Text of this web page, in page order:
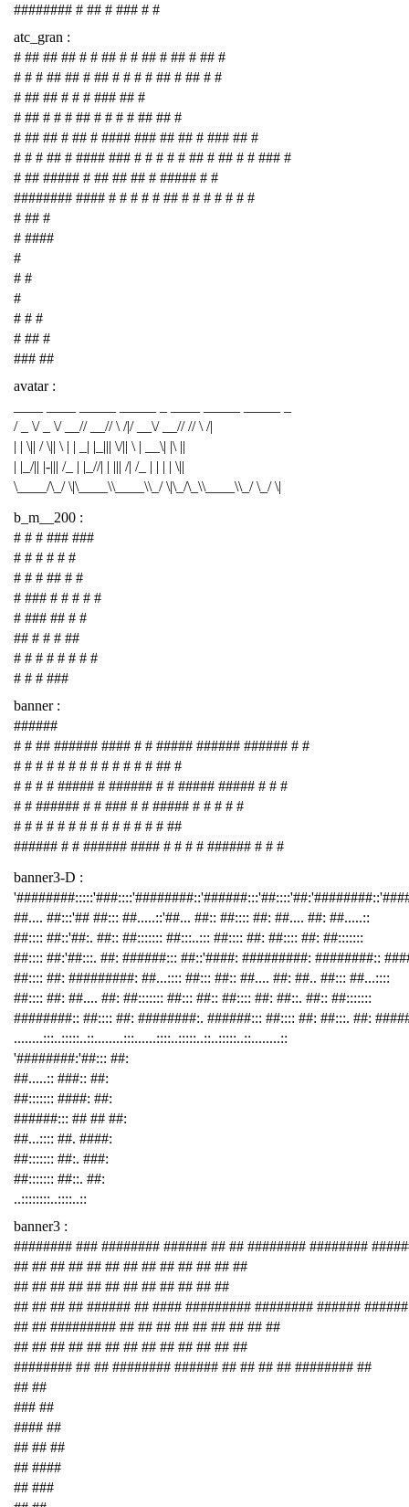
######## # ## # ### # #
atc_gran :
# ## ## ## # # ## # # ## # ## # ## #
# # # ## ## # ## # # # # ## # ## # #
# ## ## # # # ### ## #
# ## # # # ## # # # # ## ## #
# ## ## # ## # #### ### ## ## # ### ## #
# # # ## # #### ### # # # # # ## # ## # # ### #
# ## ##### # ## ## ## # ##### # #
######## #### # # # # # ## # # # # # # #
# ## #
# ####
#
# #
#
# # #
# ## #
### ##
avatar :
/ _ \/ _ \/ __// __// \ /|/ __\/ __// // \ /|
| | \|| / \|| \ | | _| |_||| \/|| \ | __\| |\ ||
| |_/|| |-||| /_ | |_//| | ||| /| /_ | | | | \||
\____/\_/ \|\____\\____\\_/ \|\_/\_\\____\\_/ \_/ \|
b_m__200 :
# # # ### ###
# # # # # #
# # # ## # #
# ### # # # # #
# ### ## # #
## # # # ##
# # # # # # # #
# # # ###
banner :
######
# # ## ###### #### # # ##### ###### ###### # #
# # # # # # # # # # # # # ## #
# # # # ##### # ###### # # ##### ##### # # #
# # ###### # # ### # # ##### # # # # #
# # # # # # # # # # # # # # ##
###### # # ###### #### # # # # ###### # # #
banner3-D :
##.... ##:::'## ##::: ##.....::'##... ##:: ##:::: ##: ##.... ##: ##.....::
##:::: ##::'##:. ##:: ##::::::: ##:::..::: ##:::: ##: ##:::: ##: ##:::::::
##:::: ##:'##:::. ##: ######::: ##::'####: #########: ########::
##:::: ##: #########: ##...:::: ##::: ##:: ##.... ##: ##.. ##::: ##...::::
##:::: ##: ##.... ##: ##::::::: ##::: ##:: ##:::: ##: ##::. ##:: ##:::::::
########:: ##:::: ##: ########:. ######::: ##:::: ##: ##:::. ##:
........:::..:::::..::........:::......::::..:::::..::..:::::..::........::
'########:'##::: ##:
##.....:: ###:: ##:
##::::::: ####: ##:
######::: ## ## ##:
##...:::: ##. ####:
##::::::: ##:. ###:
##::::::: ##::. ##:
..::::::::..::::..::
banner3 :
######## ### ######## ###### ## ## ######## ########
## ## ## ## ## ## ## ## ## ## ## ## ##
## ## ## ## ## ## ## ## ## ## ## ##
## ## ## ## ###### ## #### ######### ######## ###### ######
## ## ######### ## ## ## ## ## ## ## ## ##
## ## ## ## ## ## ## ## ## ## ## ## ##
######## ## ## ######## ###### ## ## ## ## ######## ##
## ##
### ##
#### ##
## ## ##
## ####
## ###